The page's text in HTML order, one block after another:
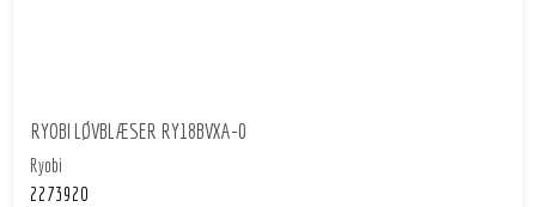
RYOBI LØVBLÆSER RY18BVXA-0
Ryobi
2273920